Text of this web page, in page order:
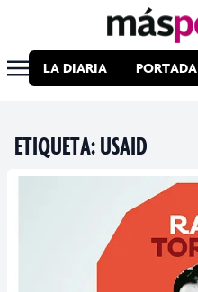
LA DIARIA PORTADA
ETIQUETA:USAID